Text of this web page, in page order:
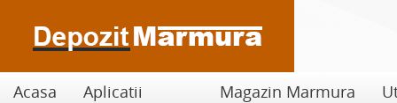
Acasa Aplicatii Magazin Marmura